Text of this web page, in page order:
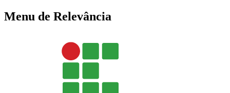
Menu de Relevância